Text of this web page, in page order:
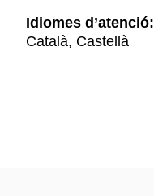
Idiomes d’atenció:
Català, Castellà